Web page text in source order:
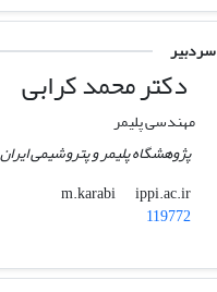
سردبیر
دکتر محمد کرابی
مهندسی پلیمر
پژوهشگاه پلیمر و پتروشیمی ایران
m.karabi
ippi.ac.ir
119772